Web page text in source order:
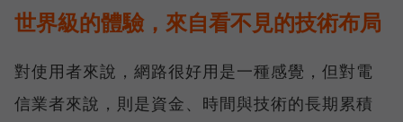
世界級的體驗，來自看不見的技術布局
對使用者來說，網路很好用是一種感覺，但對電
信業者來說，則是資金、時間與技術的長期累積